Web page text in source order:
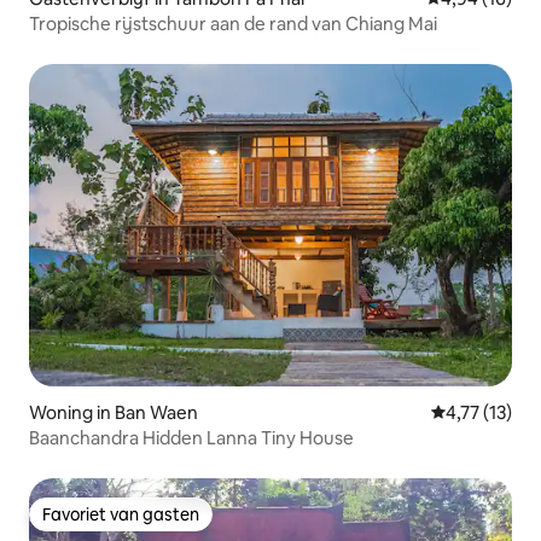
Tropische rijstschuur aan de rand van Chiang Mai
Woning in Ban Waen Gemiddelde
4,77 (13)
Baanchandra Hidden Lanna Tiny House
Favoriet van gasten
Favoriet van gasten